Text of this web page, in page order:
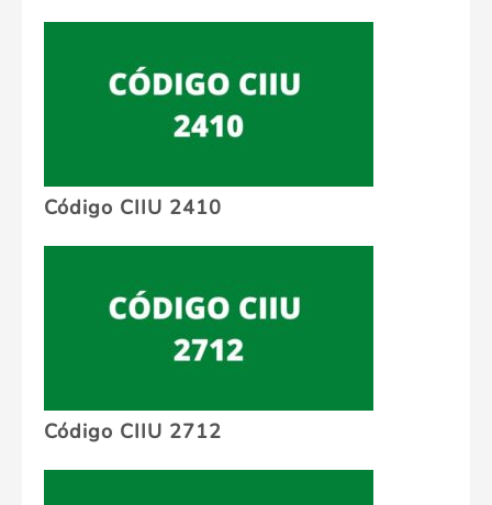
Código CIIU 2410
Código CIIU 2712